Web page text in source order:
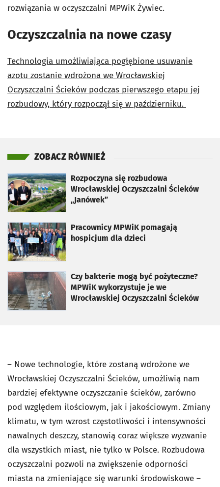
rozwiązania w oczyszczalni MPWiK Żywiec.
Oczyszczalnia na nowe czasy
Technologia umożliwiająca pogłębione usuwanie
azotu zostanie wdrożona we Wrocławskiej
Oczyszczalni Ścieków podczas pierwszego etapu jej
rozbudowy, który rozpoczął się w październiku.
ZOBACZ RÓWNIEŻ
Rozpoczyna się rozbudowa
Wrocławskiej Oczyszczalni Ścieków
„Janówek”
otworzy się w nowej karcie
Pracownicy MPWiK pomagają
hospicjum dla dzieci
otworzy się w nowej karcie
Czy bakterie mogą być pożyteczne?
MPWiK wykorzystuje je we
Wrocławskiej Oczyszczalni Ścieków
otworzy się w nowej karcie
– Nowe technologie, które zostaną wdrożone we
Wrocławskiej Oczyszczalni Ścieków, umożliwią nam
bardziej efektywne oczyszczanie ścieków, zarówno
pod względem ilościowym, jak i jakościowym. Zmiany
klimatu, w tym wzrost częstotliwości i intensywności
nawalnych deszczy, stanowią coraz większe wyzwanie
dla wszystkich miast, nie tylko w Polsce. Rozbudowa
oczyszczalni pozwoli na zwiększenie odporności
miasta na zmieniające się warunki środowiskowe –